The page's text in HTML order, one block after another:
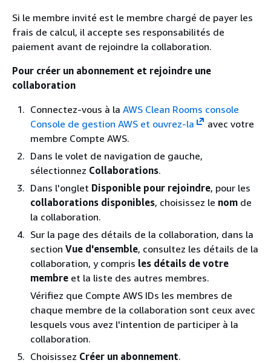
Si le membre invité est le membre chargé de payer les
frais de calcul, il accepte ses responsabilités de
paiement avant de rejoindre la collaboration.
Pour créer un abonnement et rejoindre une
collaboration
Connectez-vous à la AWS Clean Rooms console
Console de gestion AWS et ouvrez-la
avec votre
membre Compte AWS.
Dans le volet de navigation de gauche,
sélectionnez Collaborations.
Dans l'onglet Disponible pour rejoindre, pour les
collaborations disponibles, choisissez le nom de
la collaboration.
Sur la page des détails de la collaboration, dans la
section Vue d'ensemble, consultez les détails de la
collaboration, y compris les détails de votre
membre et la liste des autres membres.
Vérifiez que Compte AWS IDs les membres de
chaque membre de la collaboration sont ceux avec
lesquels vous avez l'intention de participer à la
collaboration.
Choisissez Créer un abonnement.